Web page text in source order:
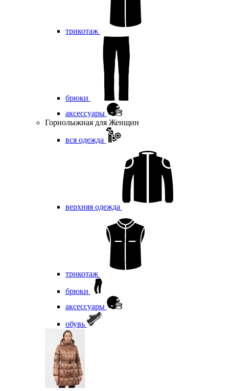
трикотаж
брюки
аксессуары
Горнолыжная для Женщин
вся одежда
верхняя одежда
трикотаж
брюки
аксессуары
обувь